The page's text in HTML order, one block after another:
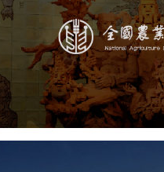
文化艺术 展馆网站建设
数字博物馆建设
展厅空间
公司展厅设计
北京展厅设